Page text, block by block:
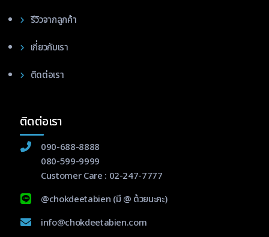
รีวิวจากลูกค้า
เกี่ยวกับเรา
ติดต่อเรา
ติดต่อเรา
090-688-8888
080-599-9999
Customer Care : 02-247-7777
@chokdeetabien (มี @ ด้วยนะคะ)
info@chokdeetabien.com